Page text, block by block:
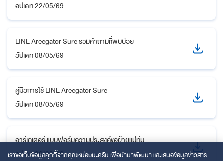
อัปเดท22/05/69
LINE Areegator Sure รวมคำถามที่พบบ่อย
อัปเดท08/05/69
คู่มือการใช้ LINE Areegator Sure
อัปเดท08/05/69
อารีเกเตอร์ แบบฟอร์มความประสงค์ขอย้ายแม่ทีม
อัปเดท30/03/69
เราขอเก็บข้อมูลคุกกี้จากคุณหน่อยนะครับ เพื่อนำมาพัฒนา และเสนอข้อมูลข่าวสาร